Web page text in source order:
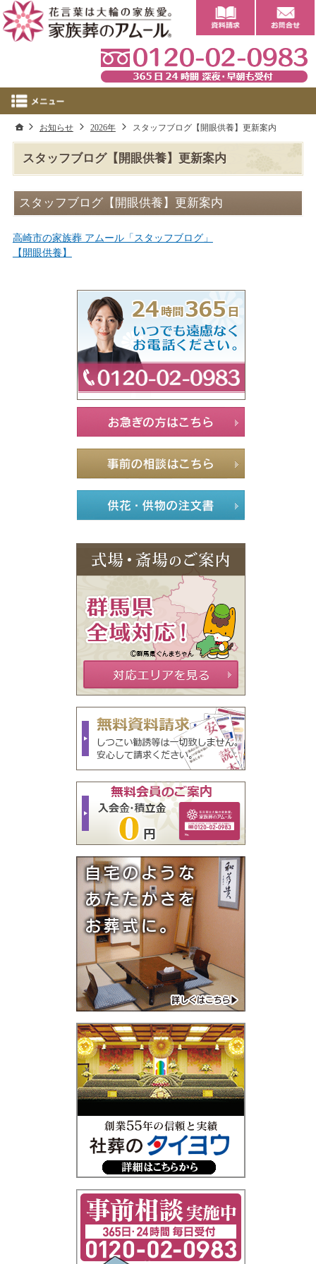
スタッフブログ【開眼供養】更新案内
スタッフブログ【開眼供養】更新案内
高崎市の家族葬 アムール「スタッフブログ」
【開眼供養】
ホーム
お知らせ 2026年 スタッフブログ【開眼供養】更新案内